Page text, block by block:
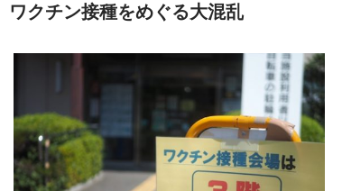
ワクチン接種をめぐる大混乱